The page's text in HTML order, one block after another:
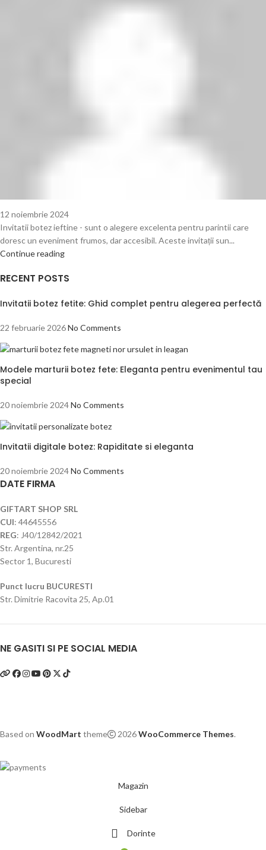
12 noiembrie 2024
Invitatii botez ieftine - sunt o alegere excelenta pentru parintii care
doresc un eveniment frumos, dar accesibil. Aceste invitații sun...
Continue reading
RECENT POSTS
Invitatii botez fetite: Ghid complet pentru alegerea perfectă
22 februarie 2026No Comments
Modele marturii botez fete: Eleganta pentru evenimentul tau
special
20 noiembrie 2024No Comments
Invitatii digitale botez: Rapiditate si eleganta
20 noiembrie 2024No Comments
DATE FIRMA
GIFTART SHOP SRL
CUI: 44645556
REG: J40/12842/2021
Str. Argentina, nr.25
Sector 1, Bucuresti
Punct lucru BUCURESTI
Str. Dimitrie Racovita 25, Ap.01
NE GASITI SI PE SOCIAL MEDIA
Based on WoodMart theme 2026WooCommerce Themes.
Magazin
Sidebar
Dorinte